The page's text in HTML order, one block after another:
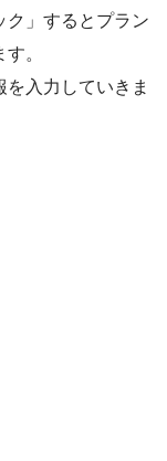
ク」するとプラン
。
入力していきま